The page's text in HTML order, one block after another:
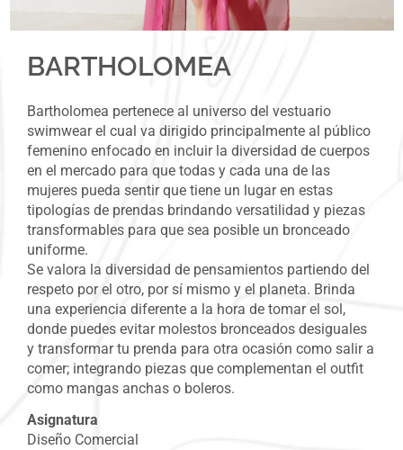
BARTHOLOMEA
Bartholomea pertenece al universo del vestuario
swimwear el cual va dirigido principalmente al público
femenino enfocado en incluir la diversidad de cuerpos
en el mercado para que todas y cada una de las
mujeres pueda sentir que tiene un lugar en estas
tipologías de prendas brindando versatilidad y piezas
transformables para que sea posible un bronceado
uniforme.
Se valora la diversidad de pensamientos partiendo del
respeto por el otro, por sí mismo y el planeta. Brinda
una experiencia diferente a la hora de tomar el sol,
donde puedes evitar molestos bronceados desiguales
y transformar tu prenda para otra ocasión como salir a
comer; integrando piezas que complementan el outfit
como mangas anchas o boleros.
Asignatura
Diseño Comercial